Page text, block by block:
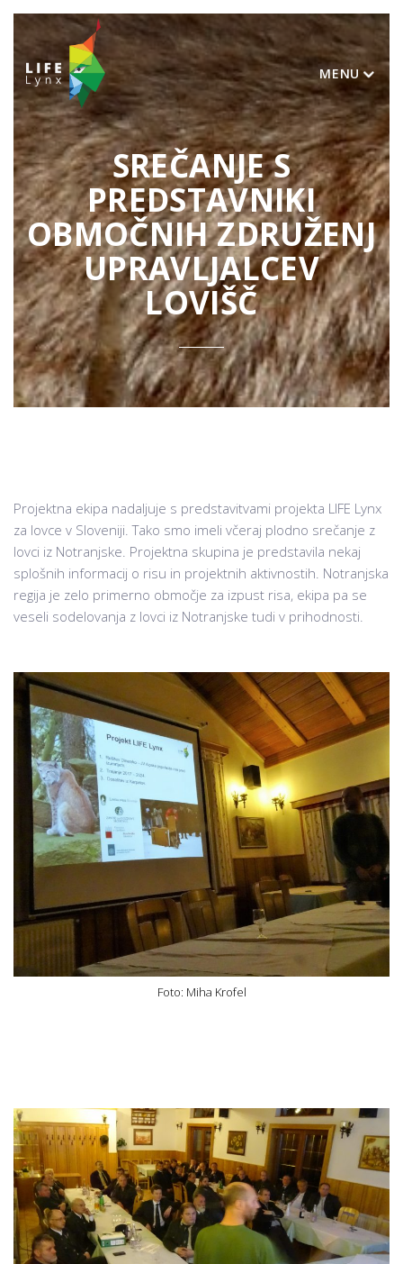
MENU
SREČANJE S
PREDSTAVNIKI
OBMOČNIH ZDRUŽENJ
UPRAVLJALCEV
LOVIŠČ
Projektna ekipa nadaljuje s predstavitvami projekta LIFE Lynx
za lovce v Sloveniji. Tako smo imeli včeraj plodno srečanje z
lovci iz Notranjske. Projektna skupina je predstavila nekaj
splošnih informacij o risu in projektnih aktivnostih. Notranjska
regija je zelo primerno območje za izpust risa, ekipa pa se
veseli sodelovanja z lovci iz Notranjske tudi v prihodnosti.
Foto: Miha Krofel